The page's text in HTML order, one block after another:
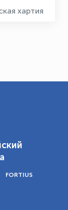
хартия
FORTIUS